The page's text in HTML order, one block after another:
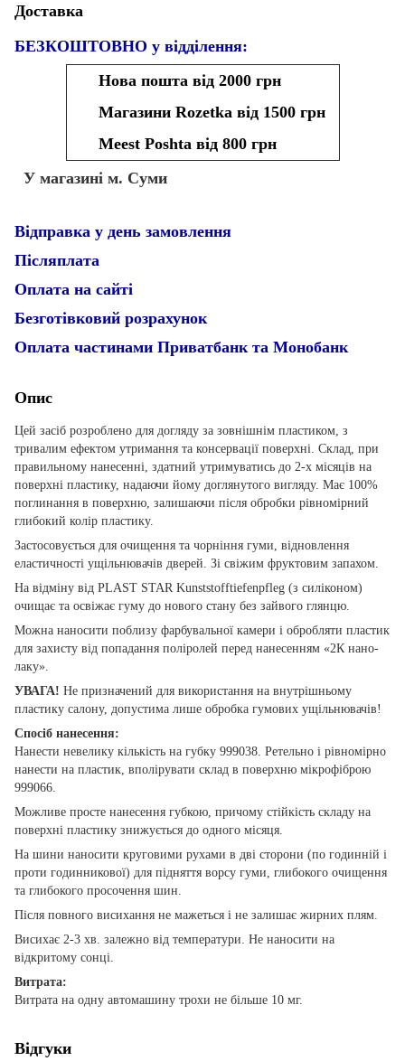
Доставка
БЕЗКОШТОВНО у відділення:
Нова пошта від 2000 грн
Магазини Rozetka від 1500 грн
Meest Poshta від 800 грн
У магазині м. Суми
Відправка у день замовлення
Післяплата
Оплата на сайті
Безготівковий розрахунок
Оплата частинами Приватбанк та Монобанк
Опис
Цей засіб розроблено для догляду за зовнішнім пластиком, з
тривалим ефектом утримання та консервації поверхні. Склад, при
правильному нанесенні, здатний утримуватись до 2-х місяців на
поверхні пластику, надаючи йому доглянутого вигляду. Має 100%
поглинання в поверхню, залишаючи після обробки рівномірний
глибокий колір пластику.
Застосовується для очищення та чорніння гуми, відновлення
еластичності ущільнювачів дверей. Зі свіжим фруктовим запахом.
На відміну від PLAST STAR Kunststofftiefenpfleg (з силіконом)
очищає та освіжає гуму до нового стану без зайвого глянцю.
Можна наносити поблизу фарбувальної камери і обробляти пластик
для захисту від попадання поліролей перед нанесенням «2К нано-
лаку».
УВАГА! Не призначений для використання на внутрішньому
пластику салону, допустима лише обробка гумових ущільнювачів!
Спосіб нанесення:
Нанести невелику кількість на губку 999038. Ретельно і рівномірно
нанести на пластик, вполірувати склад в поверхню мікрофіброю
999066.
Можливе просте нанесення губкою, причому стійкість складу на
поверхні пластику знижується до одного місяця.
На шини наносити круговими рухами в дві сторони (по годинній і
проти годинникової) для підняття ворсу гуми, глибокого очищення
та глибокого просочення шин.
Після повного висихання не мажеться і не залишає жирних плям.
Висихає 2-3 хв. залежно від температури. Не наносити на
відкритому сонці.
Витрата:
Витрата на одну автомашину трохи не більше 10 мг.
Відгуки